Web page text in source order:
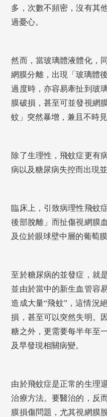
多，次數不頻密，沒有其
過憂心。
然而，當玻璃體液體化，
網膜分離，出現「玻璃體
過度時，亦容易牽扯到玻
膜破損，甚至可並發視網
蚊」突然暴增，兼且不時
除了生理性，飛蚊症更有
病以及糖尿病失控而出現並
臨床上，引致病理性飛蚊
後部脫離」而扯傷視網膜
及位於眼球壁中層的葡萄
至於糖尿病的並發症，就
並由於當中的新生血管容
造成大量“飛蚊”，這情況
損，甚至可以突然失明。
糖之外，更需要每半年至
及早發現相關病變。
由於飛蚊症是正常的生理
治療方法。要醫治的，反
膜損傷問題，尤其視網膜